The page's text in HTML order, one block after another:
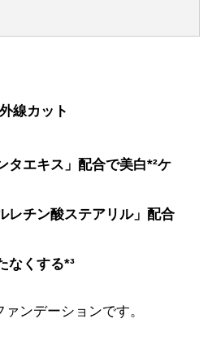
線カット
タエキス」配合で美白*²ケ
レチン酸ステアリル」配合
なくする*³
ンデーションです。